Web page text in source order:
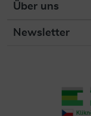
Über uns
Newsletter